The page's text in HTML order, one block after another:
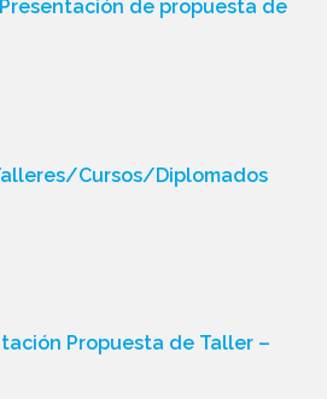
de propuesta de
Cursos/Diplomados
Propuesta de Taller –